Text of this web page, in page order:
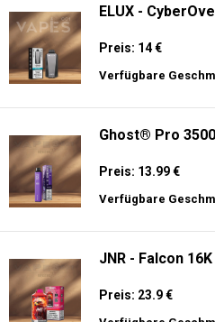
ELUX -
Preis: 14 €
Verfügbare
Ghost® Pro
Preis: 13.99 €
Verfügbare
JNR - Falcon
Preis: 23.9 €